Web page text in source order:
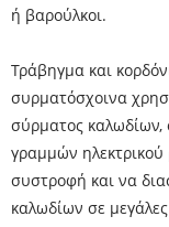
ή βαρούλκοι.
Τράβηγμα και
συρματόσχοινα
σύρματος καλωδίων,
γραμμών ηλεκτρικού
συστροφή και να
καλωδίων σε